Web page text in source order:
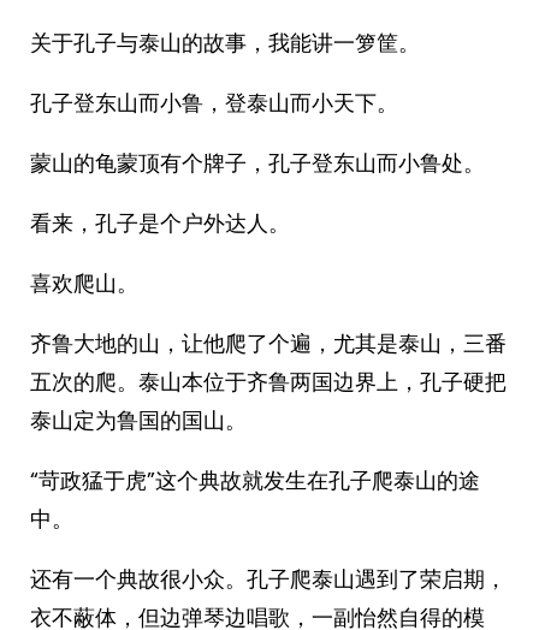
关于孔子与泰山的故事，我能讲一箩筐。
孔子登东山而小鲁，登泰山而小天下。
蒙山的龟蒙顶有个牌子，孔子登东山而小鲁处。
看来，孔子是个户外达人。
喜欢爬山。
齐鲁大地的山，让他爬了个遍，尤其是泰山，三番
五次的爬。泰山本位于齐鲁两国边界上，孔子硬把
泰山定为鲁国的国山。
“苛政猛于虎”这个典故就发生在孔子爬泰山的途
中。
还有一个典故很小众。孔子爬泰山遇到了荣启期，
衣不蔽体，但边弹琴边唱歌，一副怡然自得的模